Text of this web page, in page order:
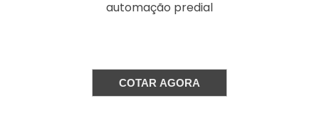
qualidade do ambiente de trabalho.
apenas atesta a condição do sistema, mas
também serve como um guia para a
automação predial
COTAR AGORA